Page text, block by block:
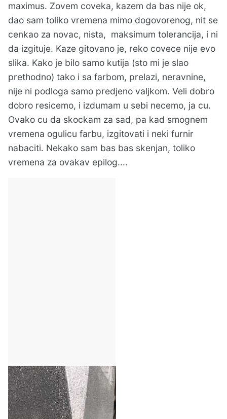
maximus. Zovem coveka, kazem da bas nije ok,
dao sam toliko vremena mimo dogovorenog, nit se
cenkao za novac, nista, maksimum tolerancija, i ni
da izgituje. Kaze gitovano je, reko covece nije evo
slika. Kako je bilo samo kutija (sto mi je slao
prethodno) tako i sa farbom, prelazi, neravnine,
nije ni podloga samo predjeno valjkom. Veli dobro
dobro resicemo, i izdumam u sebi necemo, ja cu.
Ovako cu da skockam za sad, pa kad smognem
vremena ogulicu farbu, izgitovati i neki furnir
nabaciti. Nekako sam bas bas skenjan, toliko
vremena za ovakav epilog....